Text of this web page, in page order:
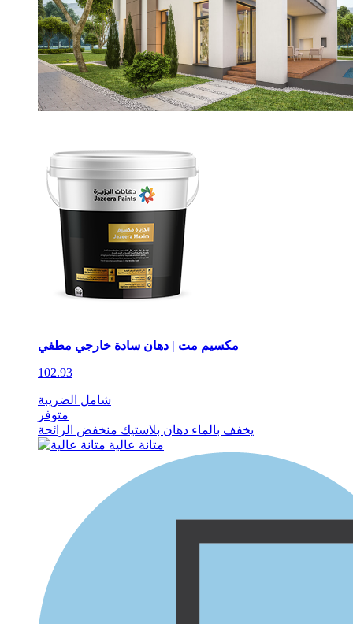
مكسيم مت | دهان سادة خارجي مطفي
102.93
شامل الضريبة
متوفر
يخفف بالماء دهان بلاستيك منخفض الرائحة
متانة عالية